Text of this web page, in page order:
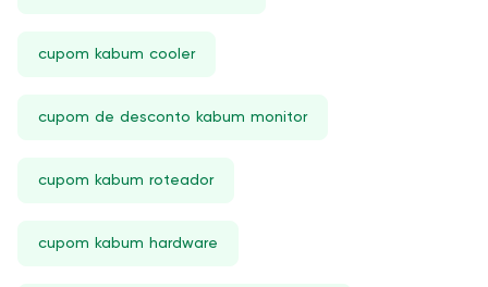
cupom kabum cooler
cupom de desconto kabum monitor
cupom kabum roteador
cupom kabum hardware